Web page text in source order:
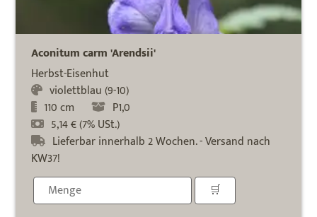
Aconitum carm 'Arendsii'
Herbst-Eisenhut
violettblau (9-10)
110 cm
P1,0
5,14 € (7% USt.)
Lieferbar innerhalb 2 Wochen. - Versand nach
KW37!